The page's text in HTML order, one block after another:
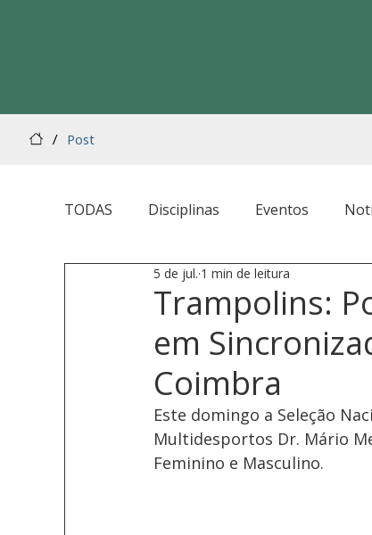
/ Post
TODAS Disciplinas Eventos
Trampolins:
em
Coimbra
5 de jul. 1 min de leitura
Este domingo a Seleção
Multidesportos Dr. Mário
Feminino e Masculino.